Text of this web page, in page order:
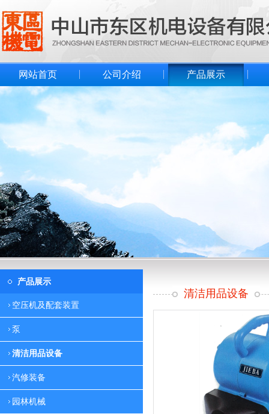
网站首页 公司介绍 产品展示
产品展示
空压机及配套装置
泵
清洁用品设备
汽修装备
园林机械
清洁用品设备